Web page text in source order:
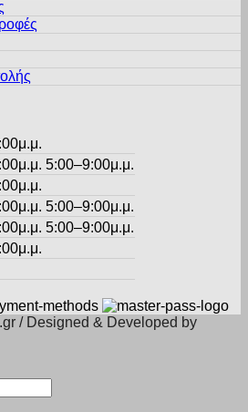
5:00–9:00μ.μ.
5:00–9:00μ.μ.
5:00–9:00μ.μ.
/ Designed & Developed by